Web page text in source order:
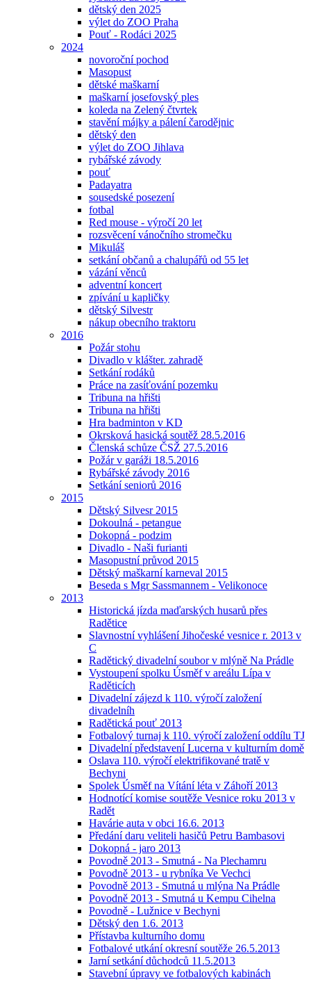
dětský den 2025
výlet do ZOO Praha
Pouť - Rodáci 2025
2024
novoroční pochod
Masopust
dětské maškarní
maškarní josefovský ples
koleda na Zelený čtvrtek
stavění májky a pálení čarodějnic
dětský den
výlet do ZOO Jihlava
rybářské závody
pouť
Padayatra
sousedské posezení
fotbal
Red mouse - výročí 20 let
rozsvěcení vánočního stromečku
Mikuláš
setkání občanů a chalupářů od 55 let
vázání věnců
adventní koncert
zpívání u kapličky
dětský Silvestr
nákup obecního traktoru
2016
Požár stohu
Divadlo v klášter. zahradě
Setkání rodáků
Práce na zasíťování pozemku
Tribuna na hřišti
Tribuna na hřišti
Hra badminton v KD
Okrsková hasická soutěž 28.5.2016
Členská schůze ČSŽ 27.5.2016
Požár v garáži 18.5.2016
Rybářské závody 2016
Setkání seniorů 2016
2015
Dětský Silvesr 2015
Dokoulná - petangue
Dokopná - podzim
Divadlo - Naši furianti
Masopustní průvod 2015
Dětský maškarní karneval 2015
Beseda s Mgr Sassmannem - Velikonoce
2013
Historická jízda maďarských husarů přes
Radětice
Slavnostní vyhlášení Jihočeské vesnice r. 2013 v
C
Radětický divadelní soubor v mlýně Na Prádle
Vystoupení spolku Úsměf v areálu Lípa v
Raděticích
Divadelní zájezd k 110. výročí založení
divadelníh
Radětická pouť 2013
Fotbalový turnaj k 110. výročí založení oddílu TJ
Divadelní představení Lucerna v kulturním domě
Oslava 110. výročí elektrifikované tratě v
Bechyni
Spolek Úsměf na Vítání léta v Záhoří 2013
Hodnotící komise soutěže Vesnice roku 2013 v
Radět
Havárie auta v obci 16.6. 2013
Předání daru veliteli hasičů Petru Bambasovi
Dokopná - jaro 2013
Povodně 2013 - Smutná - Na Plechamru
Povodně 2013 - u rybníka Ve Vechci
Povodně 2013 - Smutná u mlýna Na Prádle
Povodně 2013 - Smutná u Kempu Cihelna
Povodně - Lužnice v Bechyni
Dětský den 1.6. 2013
Přístavba kulturního domu
Fotbalové utkání okresní soutěže 26.5.2013
Jarní setkání důchodců 11.5.2013
Stavební úpravy ve fotbalových kabinách